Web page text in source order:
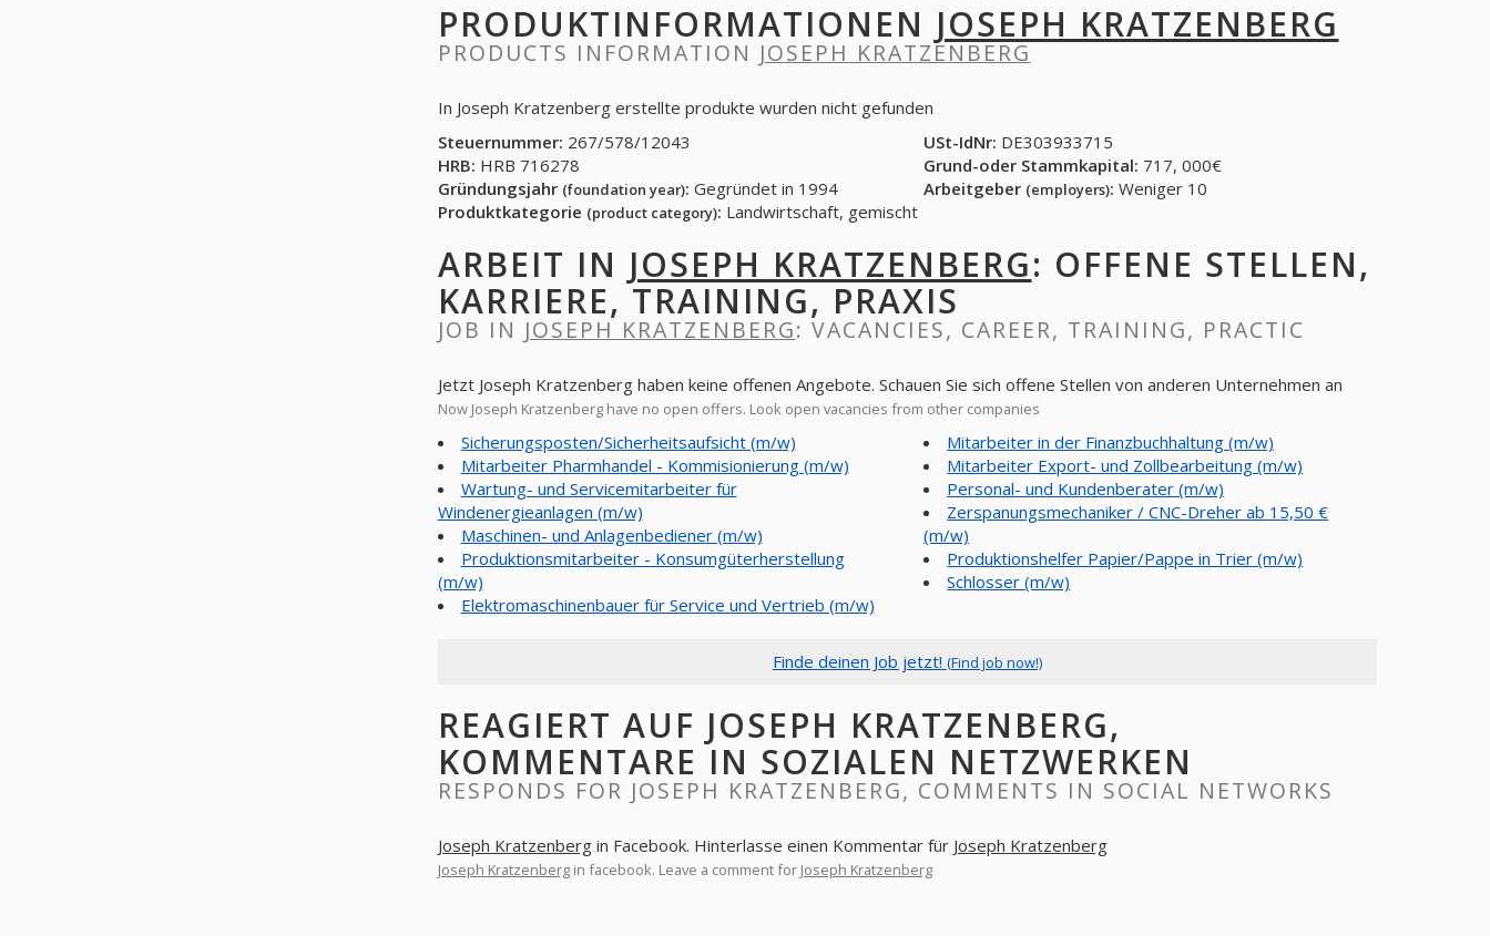
PRODUKTINFORMATIONEN JOSEPH KRATZENBERG
PRODUCTS INFORMATION JOSEPH KRATZENBERG
In Joseph Kratzenberg erstellte produkte wurden nicht gefunden
Steuernummer: 267/578/12043 USt-IdNr: DE303933715
HRB: HRB 716278 Grund-oder Stammkapital: 717, 000€
Gründungsjahr (foundation year): Gegründet in 1994 Arbeitgeber (employers): Weniger 10
Produktkategorie (product category): Landwirtschaft, gemischt
ARBEIT IN JOSEPH KRATZENBERG: OFFENE STELLEN,
KARRIERE, TRAINING, PRAXIS
JOB IN JOSEPH KRATZENBERG: VACANCIES, CAREER, TRAINING, PRACTIC
Jetzt Joseph Kratzenberg haben keine offenen Angebote. Schauen Sie sich offene Stellen von anderen Unternehmen an
Now Joseph Kratzenberg have no open offers. Look open vacancies from other companies
Sicherungsposten/Sicherheitsaufsicht (m/w)
Mitarbeiter Pharmhandel - Kommisionierung (m/w)
Wartung- und Servicemitarbeiter für
Windenergieanlagen (m/w)
Maschinen- und Anlagenbediener (m/w)
Produktionsmitarbeiter - Konsumgüterherstellung
(m/w)
Elektromaschinenbauer für Service und Vertrieb (m/w)
Mitarbeiter in der Finanzbuchhaltung (m/w)
Mitarbeiter Export- und Zollbearbeitung (m/w)
Personal- und Kundenberater (m/w)
Zerspanungsmechaniker / CNC-Dreher ab 15,50 €
(m/w)
Produktionshelfer Papier/Pappe in Trier (m/w)
Schlosser (m/w)
Finde deinen Job jetzt! (Find job now!)
REAGIERT AUF JOSEPH KRATZENBERG,
KOMMENTARE IN SOZIALEN NETZWERKEN
RESPONDS FOR JOSEPH KRATZENBERG, COMMENTS IN SOCIAL NETWORKS
Joseph Kratzenbergin Facebook. Hinterlasse einen Kommentar für Joseph Kratzenberg
Joseph Kratzenbergin facebook. Leave a comment for Joseph Kratzenberg